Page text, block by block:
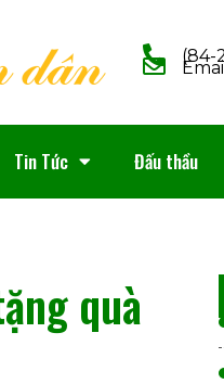
(84-
Tin Tức Đấu thầu
quà